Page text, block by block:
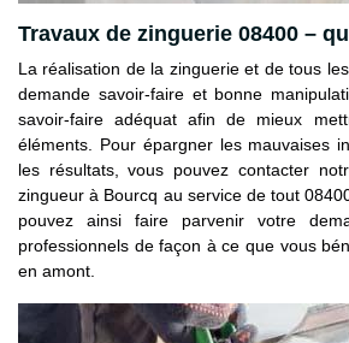
Travaux de zinguerie 08400 –
La réalisation de la zinguerie et de tous
demande savoir-faire et bonne
savoir-faire adéquat afin de mieux
éléments. Pour épargner les mauvaises
les résultats, vous pouvez contacter
zingueur à Bourcq au service de tout
pouvez ainsi faire parvenir votre
professionnels de façon à ce que vous
en amont.